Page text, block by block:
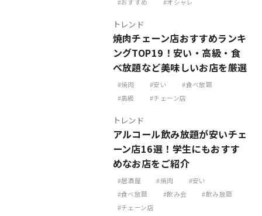
おすすめ
オシャレ
トレンド
焼肉チェーン店おすすめランキ
ングTOP19！安い・高級・食
べ放題など美味しいお店を厳選
焼肉 安い
食べ放題
高級
チェーン店
トレンド
アルコール飲み放題が安いチェ
ーン店16選！学生にもおすす
めなお店をご紹介
居酒屋 焼肉
安い
食べ放題
飲み会
飲み放題
チェーン店